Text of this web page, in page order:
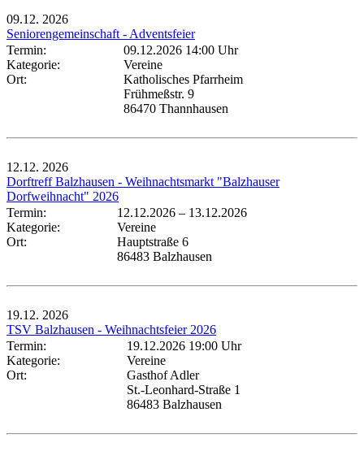
09.12. 2026
Seniorengemeinschaft - Adventsfeier
Termin:
09.12.2026 14:00 Uhr
Kategorie:
Vereine
Ort:
Katholisches Pfarrheim
Frühmeßstr. 9
86470 Thannhausen
12.12. 2026
Dorftreff Balzhausen - Weihnachtsmarkt "Balzhauser
Dorfweihnacht" 2026
Termin:
12.12.2026 – 13.12.2026
Kategorie:
Vereine
Ort:
Hauptstraße 6
86483 Balzhausen
19.12. 2026
TSV Balzhausen - Weihnachtsfeier 2026
Termin:
19.12.2026 19:00 Uhr
Kategorie:
Vereine
Ort:
Gasthof Adler
St.-Leonhard-Straße 1
86483 Balzhausen